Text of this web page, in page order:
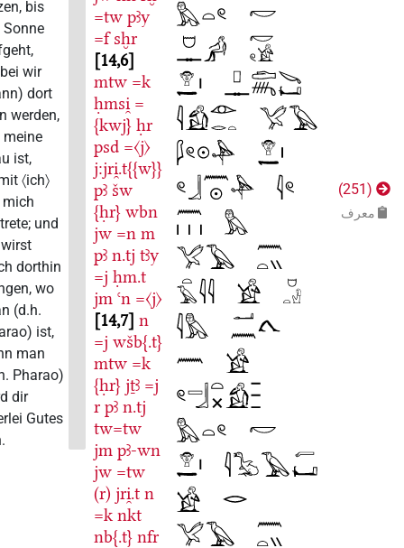
251
)
=tw
pꜣy
=f
14,6
mtw
=k
ḥmsi̯
{kwj}
ḥr
psd
=〈j〉
j:jri̯.t{{w}}
pꜣ
{ḥr} wbn
jw =n
m
pꜣ n.tj
tꜣy
=j ḥm.t
jm ꜥn
=〈j〉
14,7
n
=j wšb{.t}
mtw
=k
{ḥr} jṯꜣ
=j
r pꜣ
tw=tw
jm pꜣ-wn
jw
(r) jri̯.t
n
=k
nb{.t}
nfr
sitzen, bis
die Sonne
aufgeht,
wobei wir
(dann) dort
sein werden,
wo meine
Frau ist,
damit 〈ich〉
für mich
eintrete; und
du wirst
mich dorthin
bringen, wo
man (d.h.
Pharao) ist,
denn man
(d.h. Pharao)
wird dir
allerlei Gutes